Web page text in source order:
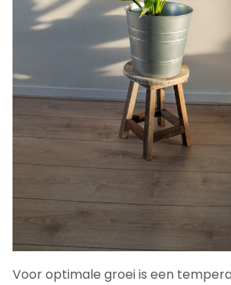
Voor optimale groei is een